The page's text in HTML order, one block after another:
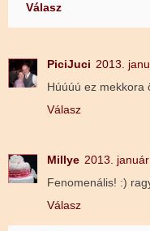
Válasz
PiciJuci 2013.
Húúúú ez mekkora
Válasz
Millye 2013.
Fenomenális! :)
Válasz